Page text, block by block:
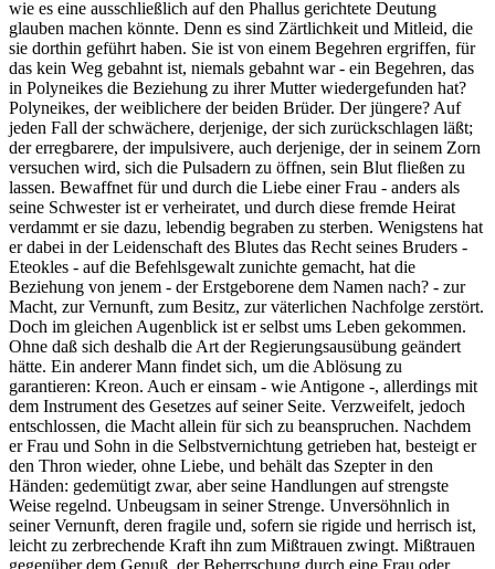
wie es eine ausschließlich auf den Phallus gerichtete Deutung
glauben machen könnte. Denn es sind Zärtlichkeit und Mitleid, die
sie dorthin geführt haben. Sie ist von einem Begehren ergriffen, für
das kein Weg gebahnt ist, niemals gebahnt war - ein Begehren, das
in Polyneikes die Beziehung zu ihrer Mutter wiedergefunden hat?
Polyneikes, der weiblichere der beiden Brüder. Der jüngere? Auf
jeden Fall der schwächere, derjenige, der sich zurückschlagen läßt;
der erregbarere, der impulsivere, auch derjenige, der in seinem Zorn
versuchen wird, sich die Pulsadern zu öffnen, sein Blut fließen zu
lassen. Bewaffnet für und durch die Liebe einer Frau - anders als
seine Schwester ist er verheiratet, und durch diese fremde Heirat
verdammt er sie dazu, lebendig begraben zu sterben. Wenigstens hat
er dabei in der Leidenschaft des Blutes das Recht seines Bruders -
Eteokles - auf die Befehlsgewalt zunichte gemacht, hat die
Beziehung von jenem - der Erstgeborene dem Namen nach? - zur
Macht, zur Vernunft, zum Besitz, zur väterlichen Nachfolge zerstört.
Doch im gleichen Augenblick ist er selbst ums Leben gekommen.
Ohne daß sich deshalb die Art der Regierungsausübung geändert
hätte. Ein anderer Mann findet sich, um die Ablösung zu
garantieren: Kreon. Auch er einsam - wie Antigone -, allerdings mit
dem Instrument des Gesetzes auf seiner Seite. Verzweifelt, jedoch
entschlossen, die Macht allein für sich zu beanspruchen. Nachdem
er Frau und Sohn in die Selbstvernichtung getrieben hat, besteigt er
den Thron wieder, ohne Liebe, und behält das Szepter in den
Händen: gedemütigt zwar, aber seine Handlungen auf strengste
Weise regelnd. Unbeugsam in seiner Strenge. Unversöhnlich in
seiner Vernunft, deren fragile und, sofern sie rigide und herrisch ist,
leicht zu zerbrechende Kraft ihn zum Mißtrauen zwingt. Mißtrauen
gegenüber dem Genuß, der Beherrschung durch eine Frau oder